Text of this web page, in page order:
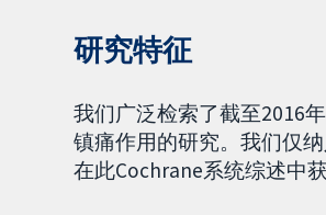
研究特征
我们广泛检索了截至2016
镇痛作用的研究。我们仅
在此Cochrane系统综述中